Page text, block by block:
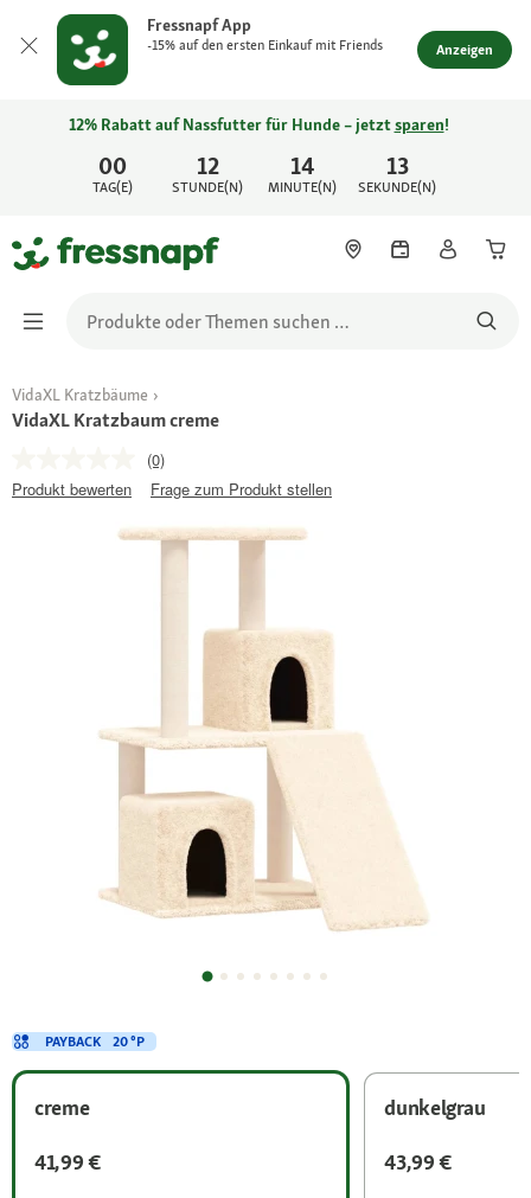
Fressnapf App
-15% auf den ersten Einkauf mit Friends Anzeigen
00
TAG(E)
12
STUNDE(N)
14
MINUTE(N)
13
SEKUNDE(N)
12% Rabatt auf Nassfutter für Hunde – jetztsparen!
VidaXL Kratzbäume
VidaXL Kratzbaum creme
(0)
Produkt bewerten
Frage zum Produkt stellen
creme
41,99 €
dunkelgrau
43,99 €
PAYBACK 20 °P